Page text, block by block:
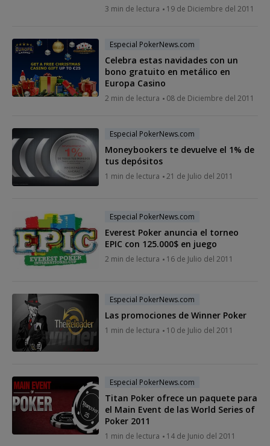
3 min de lectura 19 de Diciembre del 2011
Especial PokerNews.com
Celebra estas navidades con un
bono gratuito en metálico en
Europa Casino
2 min de lectura 08 de Diciembre del 2011
Especial PokerNews.com
Moneybookers te devuelve el 1% de
tus depósitos
1 min de lectura 21 de Julio del 2011
Especial PokerNews.com
Everest Poker anuncia el torneo
EPIC con 125.000$ en juego
2 min de lectura 16 de Julio del 2011
Especial PokerNews.com
Las promociones de Winner Poker
1 min de lectura 10 de Julio del 2011
Especial PokerNews.com
Titan Poker ofrece un paquete para
el Main Event de las World Series of
Poker 2011
1 min de lectura 14 de Junio del 2011